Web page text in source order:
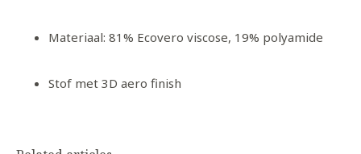
Materiaal: 81% Ecovero viscose, 19% polyamide
Stof met 3D aero finish